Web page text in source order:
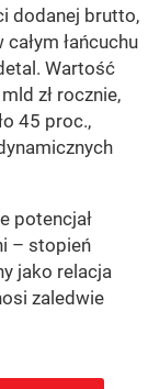
dodanej brutto,
łańcuchu
Wartość
zł rocznie,
45 proc.,
potencjał
– stopień
jako relacja
zaledwie